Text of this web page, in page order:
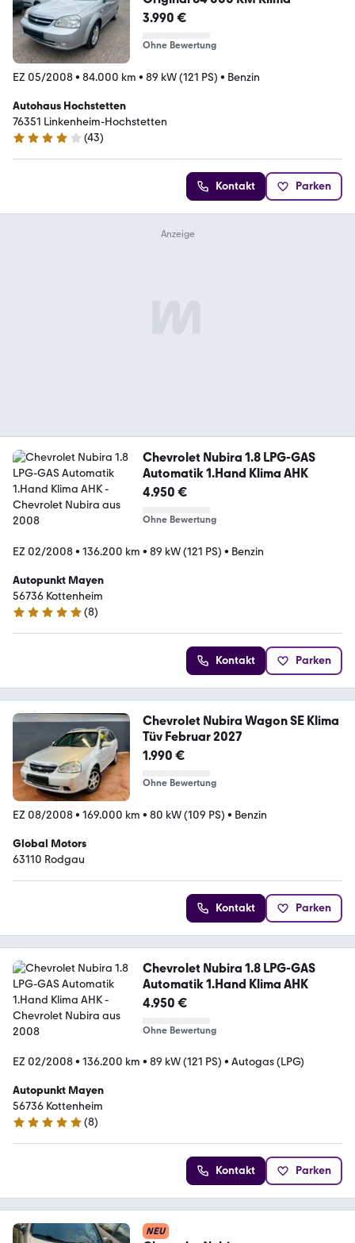
3.990 €
Ohne Bewertung
EZ 05/2008• 84.000 km • 89 kW (121 PS) • Benzin
Autohaus Hochstetten
76351 Linkenheim-Hochstetten
4 Sterne
(43)
Kontakt Parken
Chevrolet Nubira 1.8 LPG-GAS
Automatik 1.Hand Klima AHK
4.950 €
Ohne Bewertung
EZ 02/2008• 136.200 km • 89 kW (121 PS) • Benzin
Autopunkt Mayen
56736 Kottenheim
5 Sterne
(8)
Kontakt Parken
Chevrolet Nubira Wagon SE Klima
Tüv Februar 2027
1.990 €
Ohne Bewertung
EZ 08/2008• 169.000 km • 80 kW (109 PS) • Benzin
Global Motors
63110 Rodgau
Kontakt Parken
Chevrolet Nubira 1.8 LPG-GAS
Automatik 1.Hand Klima AHK
4.950 €
Ohne Bewertung
EZ 02/2008• 136.200 km • 89 kW (121 PS) • Autogas (LPG)
Autopunkt Mayen
56736 Kottenheim
5 Sterne
(8)
Kontakt Parken
NEU